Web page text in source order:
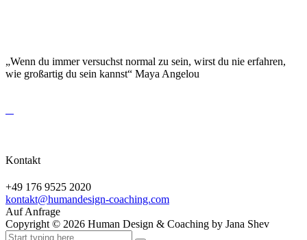
„Wenn du immer versuchst normal zu sein, wirst du nie erfahren,
wie großartig du sein kannst“ Maya Angelou
Kontakt
+49 176 9525 2020
kontakt@humandesign-coaching.com
Auf Anfrage
Copyright © 2026 Human Design & Coaching by Jana Shev